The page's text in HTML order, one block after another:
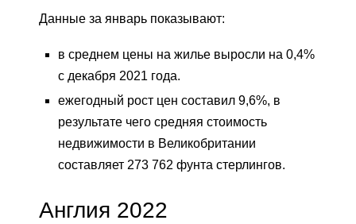
Данные за январь показывают:
в среднем цены на жилье выросли на 0,4%
с декабря 2021 года.
ежегодный рост цен составил 9,6%, в
результате чего средняя стоимость
недвижимости в Великобритании
составляет 273 762 фунта стерлингов.
Англия 2022